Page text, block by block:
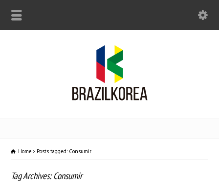
Home Posts tagged: Consumir
Tag Archives: Consumir